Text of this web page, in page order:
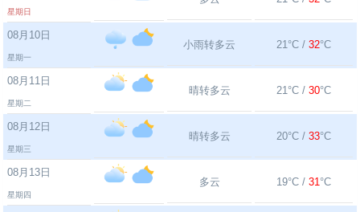
星期日
08月10日
星期一
小雨转多云 21°C / 32°C
08月11日
星期二
晴转多云 21°C / 30°C
08月12日
星期三
晴转多云 20°C / 33°C
08月13日
星期四
多云 19°C / 31°C